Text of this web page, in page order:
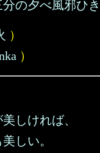
の夕べ風邪ひ
）
）
しければ、
しい。